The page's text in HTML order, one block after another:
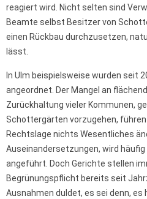
reagiert wird. Nicht selten sind
Beamte selbst Besitzer von
einen Rückbau durchzusetzen,
lässt.
In Ulm beispielsweise wurden seit
angeordnet. Der Mangel an
Zurückhaltung vieler Kommunen,
Schottergärten vorzugehen,
Rechtslage nichts Wesentliches
Auseinandersetzungen, wird
angeführt. Doch Gerichte stellen
Begrünungspflicht bereits seit
Ausnahmen duldet, es sei denn,